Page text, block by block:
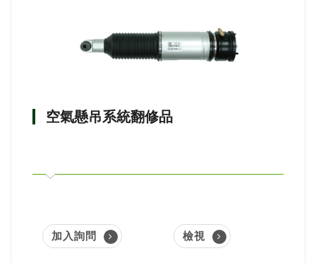
空氣懸吊系統翻修品
加入詢問 檢視